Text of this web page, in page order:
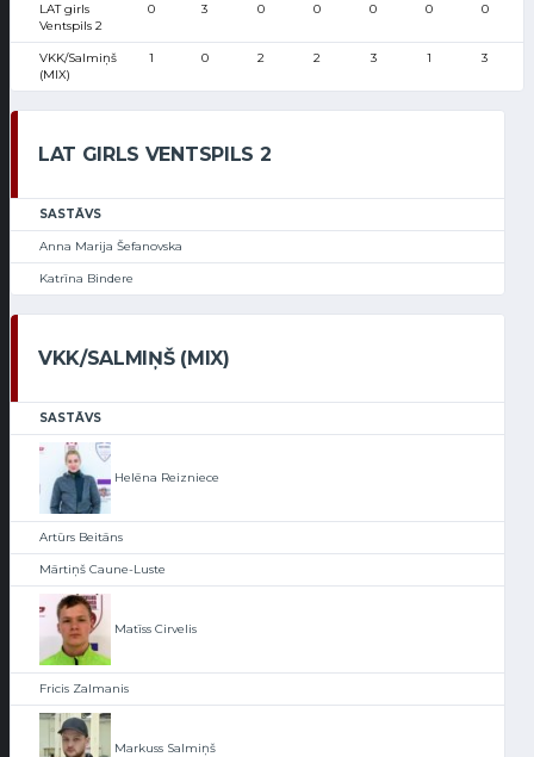
LAT girls
Ventspils 2
0 3 0 0 0 0 0
VKK/Salmiņš
(MIX)
1 0 2 2 3 1 3
LAT GIRLS VENTSPILS 2
SASTĀVS
Anna Marija Šefanovska
Katrīna Bindere
VKK/SALMIŅŠ (MIX)
SASTĀVS
Helēna Reizniece
Artūrs Beitāns
Mārtiņš Caune-Luste
Matīss Cirvelis
Fricis Zalmanis
Markuss Salmiņš